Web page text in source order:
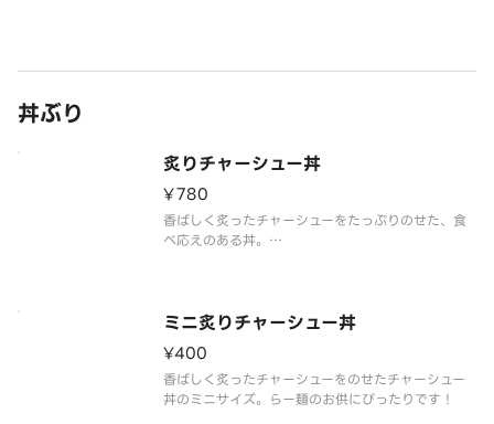
丼ぶり
炙りチャーシュー丼
¥780
香ばしく炙ったチャーシューをたっぷりのせた、食
べ応えのある丼。
ミニ炙りチャーシュー丼
¥400
香ばしく炙ったチャーシューをのせたチャーシュー
丼のミニサイズ。らー麺のお供にぴったりです！